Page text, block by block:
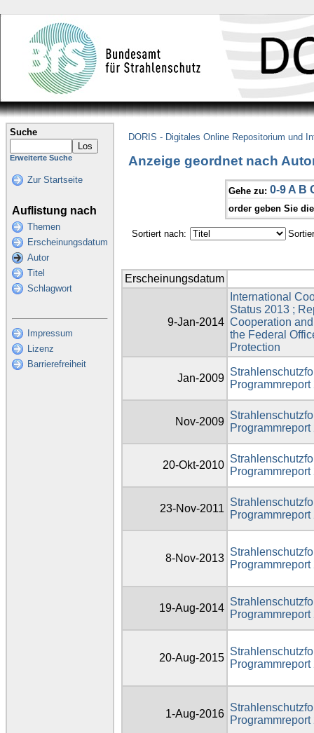
Suche
Erweiterte Suche
Zur Startseite
Auflistung nach
Themen
Erscheinungsdatum
Autor
Titel
Schlagwort
Impressum
Lizenz
Barrierefreiheit
DORIS - Digitales Online Repositorium und
Anzeige geordnet nach
Gehe zu: 0-9 A B
order geben Sie
Sortiert nach:
Erscheinungsdatum
9-Jan-2014
International
Status 2013 ;
Cooperation
the Federal
Protection
Jan-2009
Programmreport
Nov-2009
Programmreport
20-Okt-2010
Programmreport
23-Nov-2011
Programmreport
8-Nov-2013
Programmreport
19-Aug-2014
Programmreport
20-Aug-2015
Programmreport
1-Aug-2016
Programmreport